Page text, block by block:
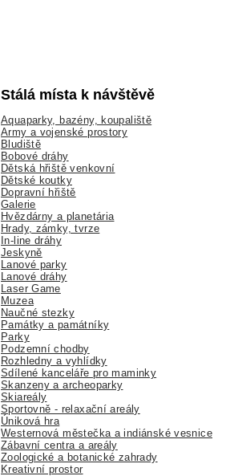
Stálá místa k návštěvě
Aquaparky, bazény, koupaliště
Army a vojenské prostory
Bludiště
Bobové dráhy
Dětská hřiště venkovní
Dětské koutky
Dopravní hřiště
Galerie
Hvězdárny a planetária
Hrady, zámky, tvrze
In-line dráhy
Jeskyně
Lanové parky
Lanové dráhy
Laser Game
Muzea
Naučné stezky
Památky a památníky
Parky
Podzemní chodby
Rozhledny a vyhlídky
Sdílené kanceláře pro maminky
Skanzeny a archeoparky
Skiareály
Sportovně - relaxační areály
Úniková hra
Westernová městečka a indiánské vesnice
Zábavní centra a areály
Zoologické a botanické zahrady
Kreativní prostor